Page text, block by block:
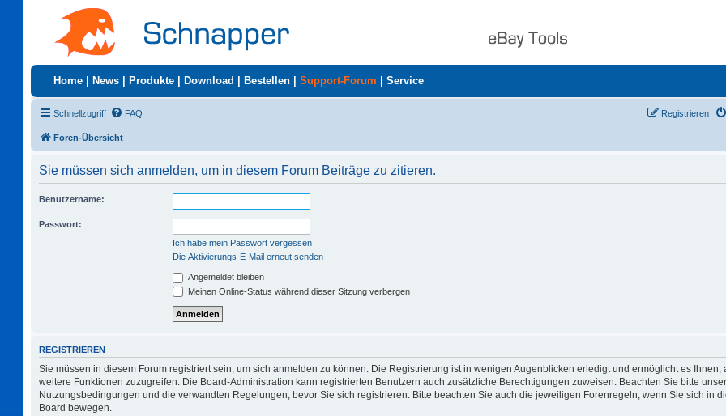
Home News Produkte Download Bestellen Support-Forum Service
Schnellzugriff FAQ Registrieren
Foren-Übersicht
Sie müssen sich anmelden, um in diesem Forum Beiträge zu zitieren.
Benutzername:
Passwort:
Ich habe mein Passwort vergessen
Die Aktivierungs-E-Mail erneut senden
Angemeldet bleiben
Meinen Online-Status während dieser Sitzung verbergen
REGISTRIEREN
Sie müssen in diesem Forum registriert sein, um sich anmelden zu können. Die Registrierung ist in wenigen Augenblicken erledigt und ermöglicht es Ihnen,
weitere Funktionen zuzugreifen. Die Board-Administration kann registrierten Benutzern auch zusätzliche Berechtigungen zuweisen. Beachten Sie bitte
Nutzungsbedingungen und die verwandten Regelungen, bevor Sie sich registrieren. Bitte beachten Sie auch die jeweiligen Forenregeln, wenn Sie sich in
Board bewegen.